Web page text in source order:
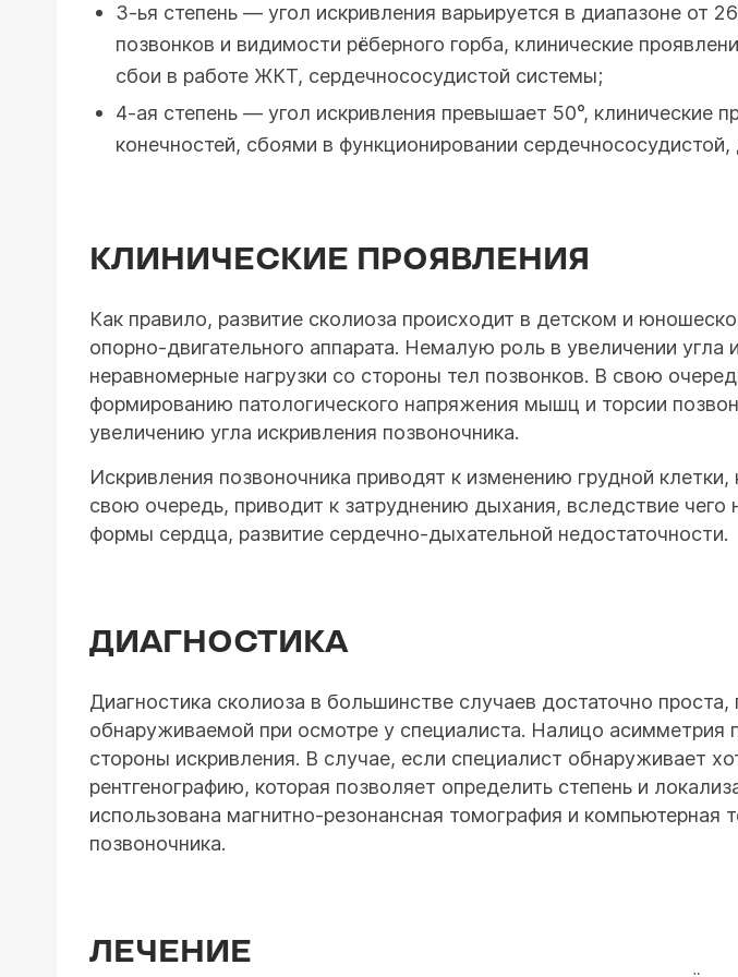
3-ья степень — угол искривления варьируется в диапазоне от
позвонков и видимости рёберного горба, клинические
сбои в работе ЖКТ, сердечнососудистой системы;
4-ая степень — угол искривления превышает 50°, клинические
конечностей, сбоями в функционировании
КЛИНИЧЕСКИЕ ПРОЯВЛЕНИЯ
Как правило, развитие сколиоза происходит в детском и
опорно-двигательного аппарата. Немалую роль в увеличении
неравномерные нагрузки со стороны тел позвонков. В свою
формированию патологического напряжения мышц и торсии
увеличению угла искривления позвоночника.
Искривления позвоночника приводят к изменению грудной
свою очередь, приводит к затруднению дыхания, вследствие
формы сердца, развитие сердечно-дыхательной недостаточности.
ДИАГНОСТИКА
Диагностика сколиоза в большинстве случаев достаточно
обнаруживаемой при осмотре у специалиста. Налицо асимметрия
стороны искривления. В случае, если специалист обнаруживает
рентгенографию, которая позволяет определить степень и
использована магнитно-резонансная томография и
позвоночника.
ЛЕЧЕНИЕ